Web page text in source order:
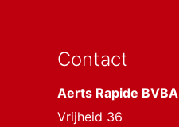
Contact
Aerts Rapide BVBA
Vrijheid 36